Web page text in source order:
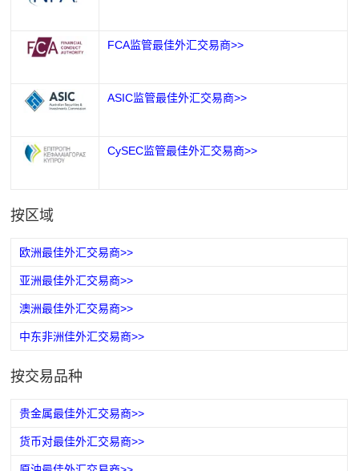
FCA监管最佳外汇交易商>>
ASIC监管最佳外汇交易商>>
CySEC监管最佳外汇交易商>>
按区域
欧洲最佳外汇交易商>>
亚洲最佳外汇交易商>>
澳洲最佳外汇交易商>>
中东非洲佳外汇交易商>>
按交易品种
贵金属最佳外汇交易商>>
货币对最佳外汇交易商>>